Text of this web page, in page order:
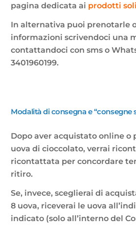
pagina dedicata ai prodotti
In alternativa puoi prenotarle
informazioni scrivendoci una
contattandoci con sms o
3401960199.
Modalità di consegna e “consegne
Dopo aver acquistato online o
uova di cioccolato, verrai
ricontattata per concordare
ritiro.
Se, invece, sceglierai di
8 uova, riceverai le uova
indicato (solo all’interno del